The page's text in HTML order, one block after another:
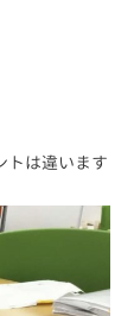
トは違います